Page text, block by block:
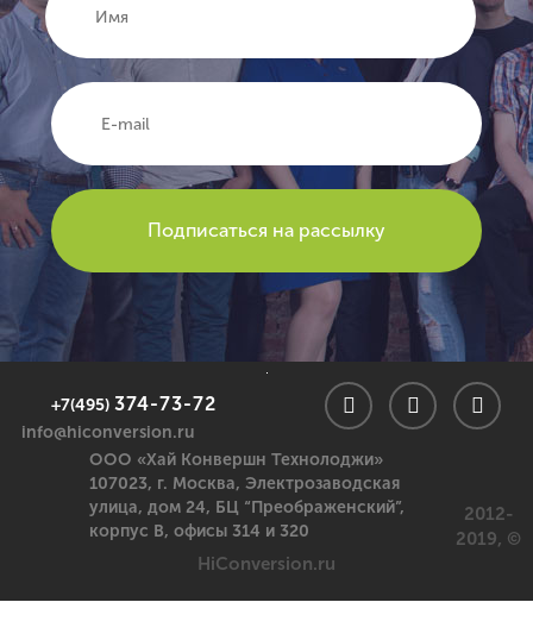
+7(495) 374-73-72
info@hiconversion.ru
ООО «Хай Конвершн Технолоджи»
107023, г. Москва, Электрозаводская
улица, дом 24, БЦ “Преображенский”,
корпус В, офисы 314 и 320
2012-
2019, ©
HiConversion.ru